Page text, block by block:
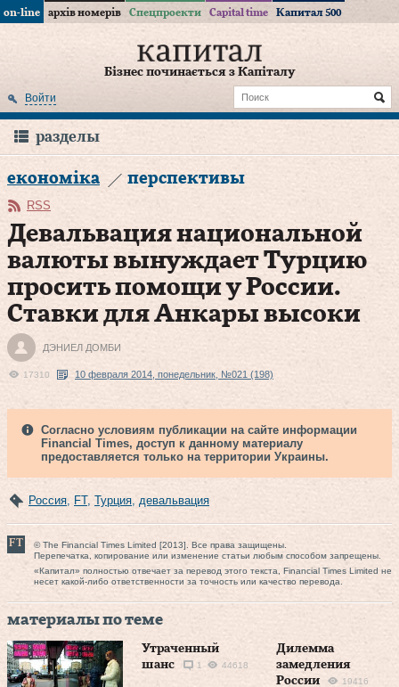
on-line архів номерів Спецпроекти Capital time Капитал 500
Бізнес починається з Капіталу
Войти
разделы
економіка перспективы
RSS
Девальвация национальной
валюты вынуждает Турцию
просить помощи у России.
Ставки для Анкары высоки
ДЭНИЕЛ ДОМБИ
17310 10 февраля 2014, понедельник, №021 (198)
Согласно условиям публикации на сайте информации
Financial Times, доступ к данному материалу
предоставляется только на территории Украины.
Россия, FT, Турция, девальвация
© The Financial Times Limited [2013]. Все права защищены.
Перепечатка, копирование или изменение статьи любым способом запрещены.
«Капитал» полностью отвечает за перевод этого текста, Financial Times Limited не
несет какой-либо ответственности за точность или качество перевода.
материалы по теме
Утраченный
шанс
1 44618
Дилемма
замедления
России
19416